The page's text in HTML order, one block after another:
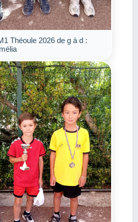
Théoule 2026 de g à d :